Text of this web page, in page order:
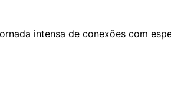
intensa de conexões com